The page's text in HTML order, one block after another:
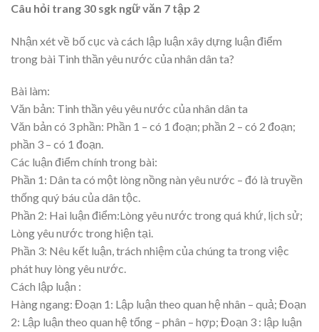
Câu hỏi trang 30 sgk ngữ văn 7 tập 2
Nhận xét về bố cục và cách lập luận xây dựng luận điểm
trong bài Tinh thần yêu nước của nhân dân ta?
Bài làm:
Văn bản: Tinh thần yêu yêu nước của nhân dân ta
Văn bản có 3 phần: Phần 1 – có 1 đoạn; phần 2 – có 2 đoạn;
phần 3 – có 1 đoạn.
Các luận điểm chính trong bài:
Phần 1: Dân ta có một lòng nồng nàn yêu nước – đó là truyền
thống quý báu của dân tộc.
Phần 2: Hai luận điểm:Lòng yêu nước trong quá khứ, lịch sử;
Lòng yêu nước trong hiện tại.
Phần 3: Nêu kết luận, trách nhiệm của chúng ta trong việc
phát huy lòng yêu nước.
Cách lập luận :
Hàng ngang: Đoạn 1: Lập luận theo quan hệ nhân – quả; Đoạn
2: Lập luận theo quan hệ tổng – phân – hợp; Đoạn 3 : lập luận